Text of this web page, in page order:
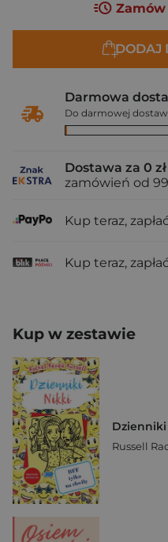
Zamów
DODAJ
Darmowa
Do darmowej
Dostawa za 0 zł
zamówień od 99
Kup teraz,
Kup teraz,
Kup w zestawie
Russell